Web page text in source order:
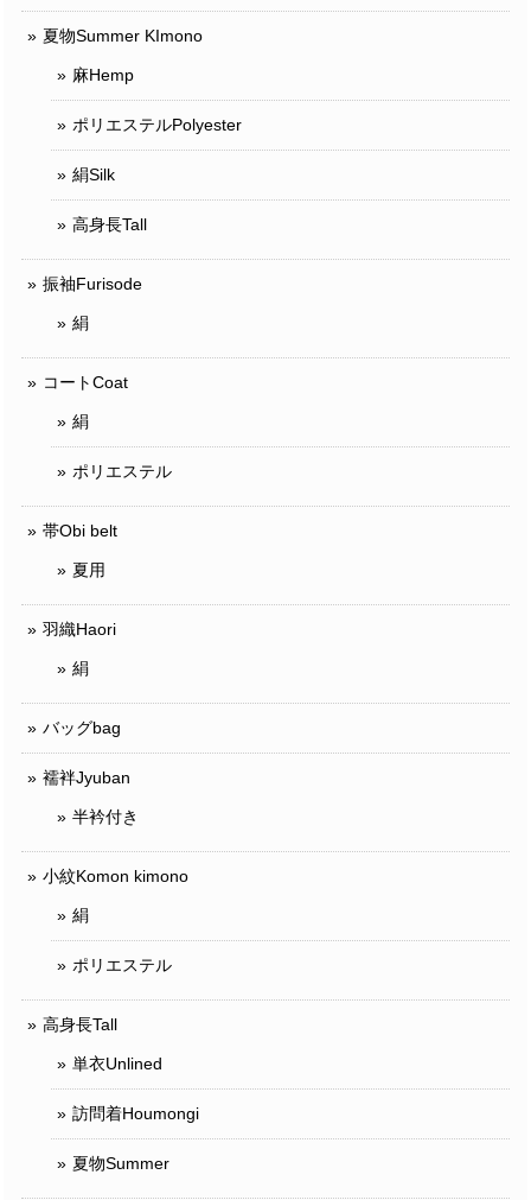
夏物Summer KImono
麻Hemp
ポリエステルPolyester
絹Silk
高身長Tall
振袖Furisode
絹
コートCoat
絹
ポリエステル
帯Obi belt
夏用
羽織Haori
絹
バッグbag
襦袢Jyuban
半衿付き
小紋Komon kimono
絹
ポリエステル
高身長Tall
単衣Unlined
訪問着Houmongi
夏物Summer